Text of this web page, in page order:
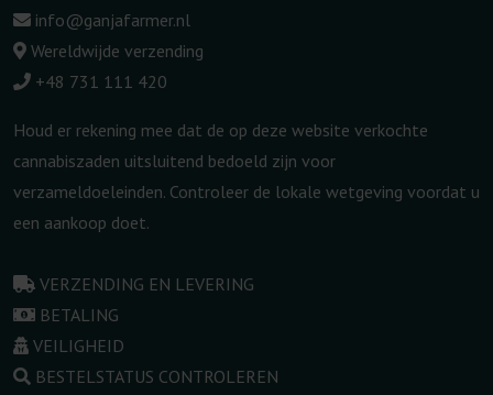
info@ganjafarmer.nl
Wereldwijde verzending
+48 731 111 420
Houd er rekening mee dat de op deze website verkochte
cannabiszaden uitsluitend bedoeld zijn voor
verzameldoeleinden. Controleer de lokale wetgeving voordat u
een aankoop doet.
VERZENDING EN LEVERING
BETALING
VEILIGHEID
BESTELSTATUS CONTROLEREN